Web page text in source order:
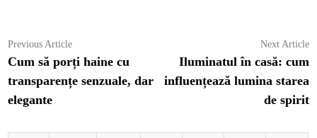
Navigare
în
articole
Previous ArticlePrevious
article:
Cum să porți haine cu
transparențe senzuale, dar
elegante
Next Article
Iluminatul în casă: cum
influențează lumina starea
de spirit